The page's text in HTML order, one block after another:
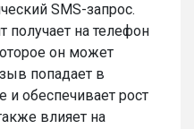
SMS-запрос.
получает на телефон
он может
попадает в
и обеспечивает рост
влияет на